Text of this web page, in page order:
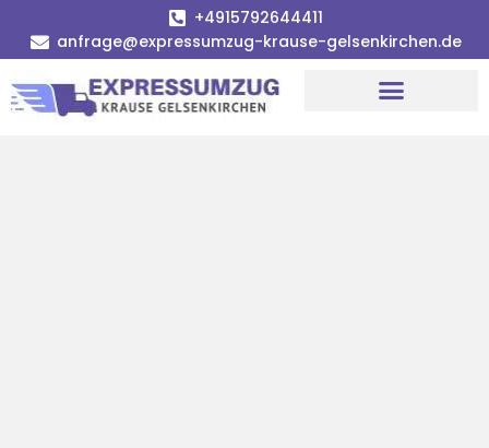
+4915792644411
anfrage@expressumzug-krause-gelsenkirchen.de